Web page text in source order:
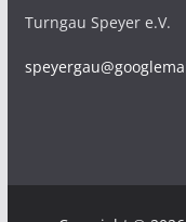
Turngau Speyer e.V.
speyergau@